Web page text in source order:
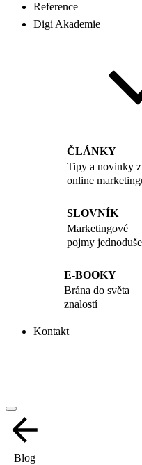
Reference
Digi Akademie
ČLÁNKY
Tipy a novinky z
online
SLOVNÍK
Marketingové
pojmy jednoduše
E-BOOKY
Brána do světa
znalostí
Kontakt
Blog